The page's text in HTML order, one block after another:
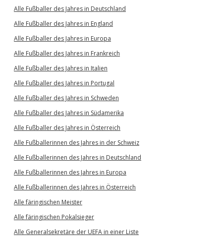
Alle Fußballer des Jahres in Deutschland
Alle Fußballer des Jahres in England
Alle Fußballer des Jahres in Europa
Alle Fußballer des Jahres in Frankreich
Alle Fußballer des Jahres in Italien
Alle Fußballer des Jahres in Portugal
Alle Fußballer des Jahres in Schweden
Alle Fußballer des Jahres in Südamerika
Alle Fußballer des Jahres in Österreich
Alle Fußballerinnen des Jahres in der Schweiz
Alle Fußballerinnen des Jahres in Deutschland
Alle Fußballerinnen des Jahres in Europa
Alle Fußballerinnen des Jahres in Österreich
Alle färingischen Meister
Alle färingischen Pokalsieger
Alle Generalsekretäre der UEFA in einer Liste